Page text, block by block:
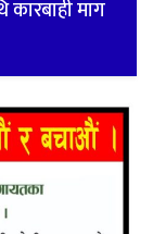
कारबाही माग